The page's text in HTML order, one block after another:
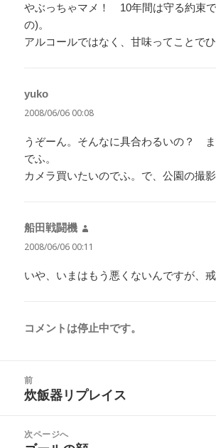
やぶっちゃマメ！ 10年間は守る約束
の)。
アルコールではなく、甘味ってことでひ
yuko
り:
2008/06/06 00:08
うぞーん。そんなに具合わるいの？
でふ。
カメラ買いたいのでふ。で、公園の撮影
船田戦闘機
り:
2008/06/06 00:11
いや、いまはもう悪くないんですが、戒
コメントは停止中です。
前
前
投
稿:
炊飯器リプレイス
次ページへ